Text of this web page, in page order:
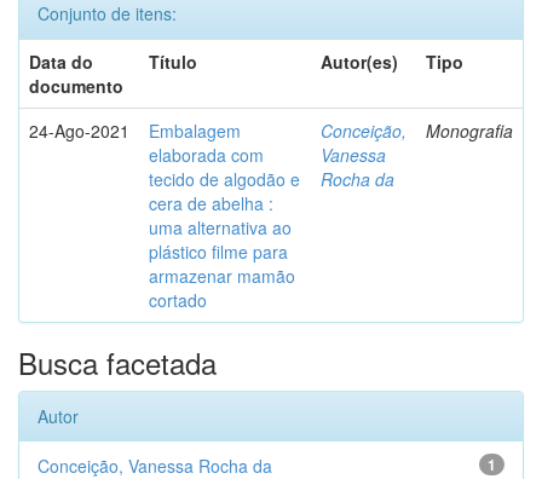
Conjunto de itens:
Data do
documento
Título Autor(es) Tipo
24-Ago-2021
Embalagem
elaborada com
tecido de algodão e
cera de abelha :
uma alternativa ao
plástico filme para
armazenar mamão
cortado
Conceição,
Vanessa
Rocha da
Monografia
Busca facetada
Autor
1
Conceição, Vanessa Rocha da